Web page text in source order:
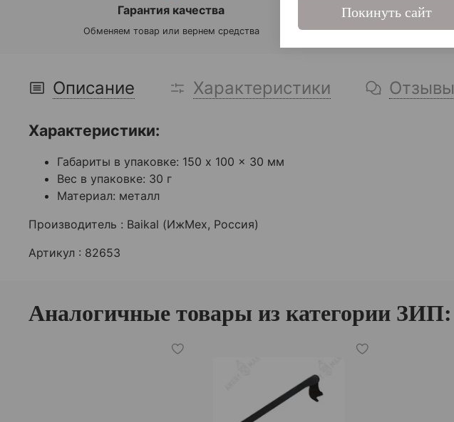
Гарантия качества
Обменяем товар или вернем средства
Описание Характеристики Отзывы
Характеристики:
Габариты в упаковке: 150 x 100 x 30 мм
Вес в упаковке: 30 г
Материал: металл
Производитель : Baikal (ИжМех, Россия)
Артикул : 82653
Аналогичные товары из категории ЗИП:
Покинуть сайт